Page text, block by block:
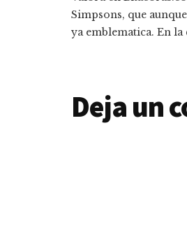
Simpsons, que
ya emblematica. En
Deja un